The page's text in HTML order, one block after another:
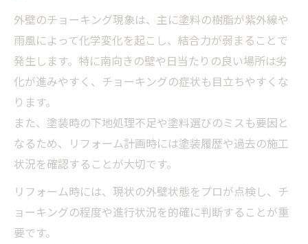
外壁のチョーキング現象は、主に塗料の樹脂が紫外線や
雨風によって化学変化を起こし、結合力が弱まることで
発生します。特に南向きの壁や日当たりの良い場所は劣
化が進みやすく、チョーキングの症状も目立ちやすくな
ります。
また、塗装時の下地処理不足や塗料選びのミスも要因と
なるため、リフォーム計画時には塗装履歴や過去の施工
状況を確認することが大切です。
リフォーム時には、現状の外壁状態をプロが点検し、チ
ョーキングの程度や進行状況を的確に判断することが重
要です。